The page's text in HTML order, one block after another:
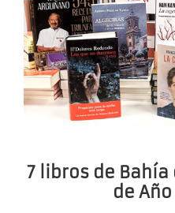
7 libros de Bahía
de